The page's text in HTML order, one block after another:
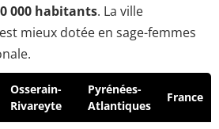
000 habitants. La ville
mieux dotée en sage-femmes
Osserain-
Rivareyte
Pyrénées-
Atlantiques
France